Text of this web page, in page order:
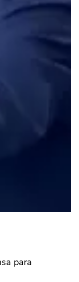
para